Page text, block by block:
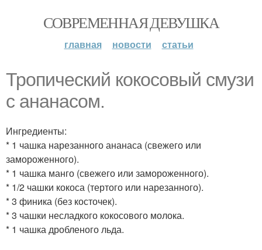
СОВРЕМЕННАЯ ДЕВУШКА
главная новости статьи
Тропический кокосовый смузи
с ананасом.
Ингредиенты:
* 1 чашка нарезанного ананаса (свежего или
замороженного).
* 1 чашка манго (свежего или замороженного).
* 1/2 чашки кокоса (тертого или нарезанного).
* 3 финика (без косточек).
* 3 чашки несладкого кокосового молока.
* 1 чашка дробленого льда.